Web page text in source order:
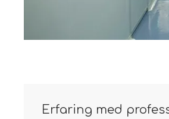
Erfaring med